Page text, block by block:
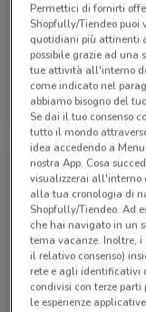
Alpitour
Scade il 31/01
Permettici di fornirti
Shopfully/Tiendeo puoi
quotidiani più attinenti
possibile grazie ad una
tue attività all'interno
come indicato nel
abbiamo bisogno del
Se dai il tuo consenso
tutto il mondo
idea accedendo a
nostra App. Cosa
visualizzerai all'interno
alla tua cronologia di
Shopfully/Tiendeo. Ad
che hai navigato in un
tema vacanze. Inoltre,
il relativo consenso)
rete e agli identificativi
condivisi con terze
le esperienze